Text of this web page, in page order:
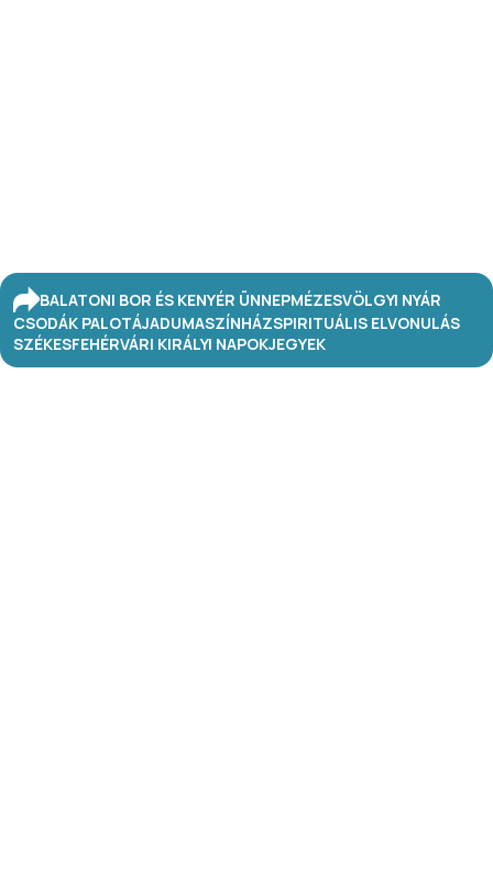
BALATONI BOR ÉS KENYÉR ÜNNEPMÉZESVÖLGYI NYÁR
CSODÁK PALOTÁJADUMASZÍNHÁZSPIRITUÁLIS ELVONULÁS
SZÉKESFEHÉRVÁRI KIRÁLYI NAPOKJEGYEK